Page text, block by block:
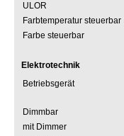
ULOR
Farbtemperatur steuerbar
Farbe steuerbar
Elektrotechnik
Betriebsgerät
Dimmbar
mit Dimmer